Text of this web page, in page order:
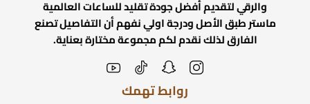
والرقي لتقديم أفضل جودة تقليد للساعات العالمية
ماستر طبق الأصل ودرجة اولي نفهم أن التفاصيل تصنع
الفارق لذلك نقدم لكم مجموعة مختارة بعناية.
روابط تهمك